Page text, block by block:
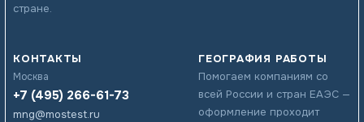
стране.
КОНТАКТЫ
Москва
+7 (495) 266-61-73
mng@mostest.ru
ГЕОГРАФИЯ РАБОТЫ
Помогаем компаниям со
всей России и стран ЕАЭС —
оформление проходит